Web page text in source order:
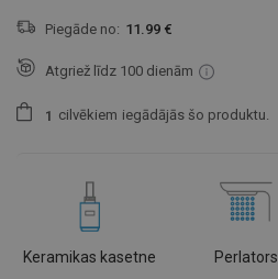
Piegāde no: 11.99 €
Atgriež līdz 100 dienām
1 cilvēkiem iegādājās šo produktu.
Keramikas kasetne Perlators